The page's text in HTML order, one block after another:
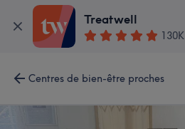
Treatwell
130K
Centres de bien-être proches